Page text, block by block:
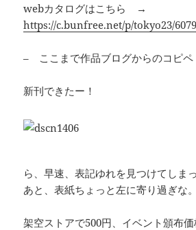
webカタログはこちら →
https://c.bunfree.net/p/tokyo23/6079
– ここまで作品ブログからのコピペ
新刊できたー！
ら、早速、表記ゆれを見つけてしま
あと、表紙ちょっと左に寄り過ぎな。
架空ストアで500円、イベント頒布